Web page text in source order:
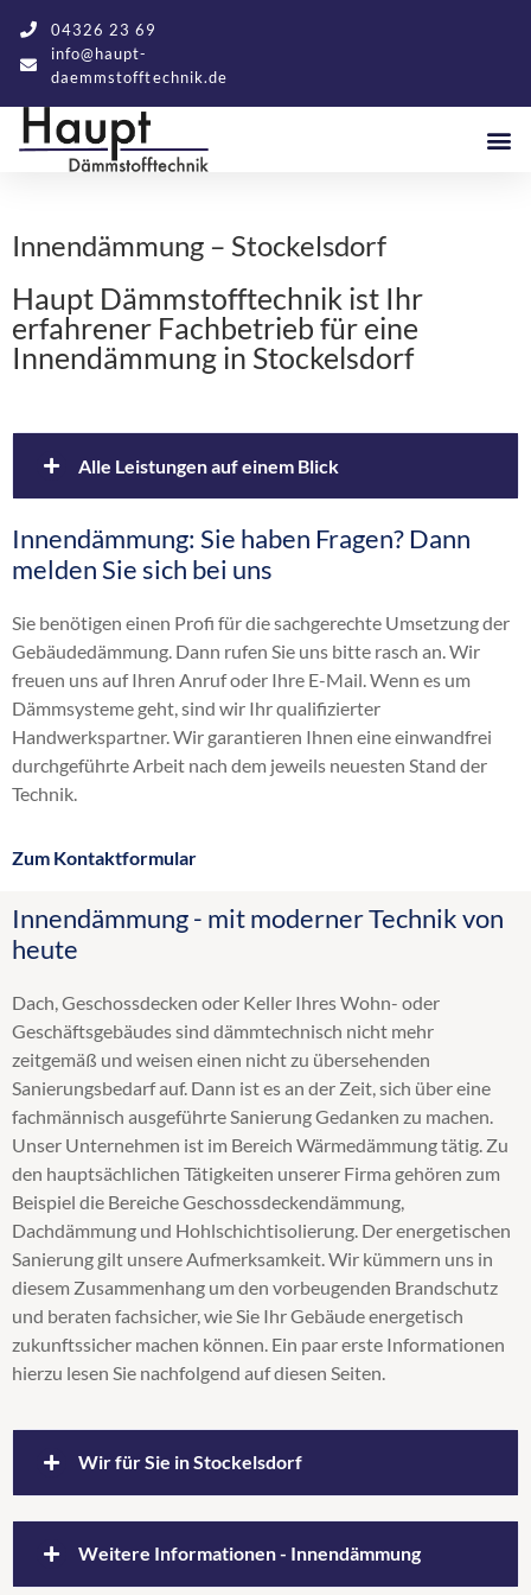
04326 23 69
info@haupt-
daemmstofftechnik.de
Innendämmung – Stockelsdorf
Haupt Dämmstofftechnik ist Ihr
erfahrener Fachbetrieb für eine
Innendämmung in Stockelsdorf
Innendämmung - mit moderner Technik von
heute
Dach, Geschossdecken oder Keller Ihres Wohn- oder
Geschäftsgebäudes sind dämmtechnisch nicht mehr
zeitgemäß und weisen einen nicht zu übersehenden
Sanierungsbedarf auf. Dann ist es an der Zeit, sich über eine
fachmännisch ausgeführte Sanierung Gedanken zu machen.
Unser Unternehmen ist im Bereich Wärmedämmung tätig. Zu
den hauptsächlichen Tätigkeiten unserer Firma gehören zum
Beispiel die Bereiche Geschossdeckendämmung,
Dachdämmung und Hohlschichtisolierung. Der energetischen
Sanierung gilt unsere Aufmerksamkeit. Wir kümmern uns in
diesem Zusammenhang um den vorbeugenden Brandschutz
und beraten fachsicher, wie Sie Ihr Gebäude energetisch
zukunftssicher machen können. Ein paar erste Informationen
hierzu lesen Sie nachfolgend auf diesen Seiten.
Wir für Sie in Stockelsdorf
Leben und Wohnen in Stockelsdorf
Weitere Informationen - Innendämmung
Alle Leistungen auf einem Blick
Altbaudämmung
Brandschutz Einblasdämmung
Dachdämmung
Dachschrägendämmung
Dämmung
Einblasdämmung
Einblasen
energetische Sanierung
Flachdachdämmung
Gebäudedämmung
HK 33
Hohlraumdämmung
Kellerdeckendämmung
Kerndämmung
Obergeschossdeckendämmung
Steicozell
Supafil
Untersparrendämmung
Wärmedämmung
Zellulosedämmung
Innendämmung: Sie haben Fragen? Dann
melden Sie sich bei uns
Sie benötigen einen Profi für die sachgerechte Umsetzung der
Gebäudedämmung. Dann rufen Sie uns bitte rasch an. Wir
freuen uns auf Ihren Anruf oder Ihre E-Mail. Wenn es um
Dämmsysteme geht, sind wir Ihr qualifizierter
Handwerkspartner. Wir garantieren Ihnen eine einwandfrei
durchgeführte Arbeit nach dem jeweils neuesten Stand der
Technik.
Zum Kontaktformular